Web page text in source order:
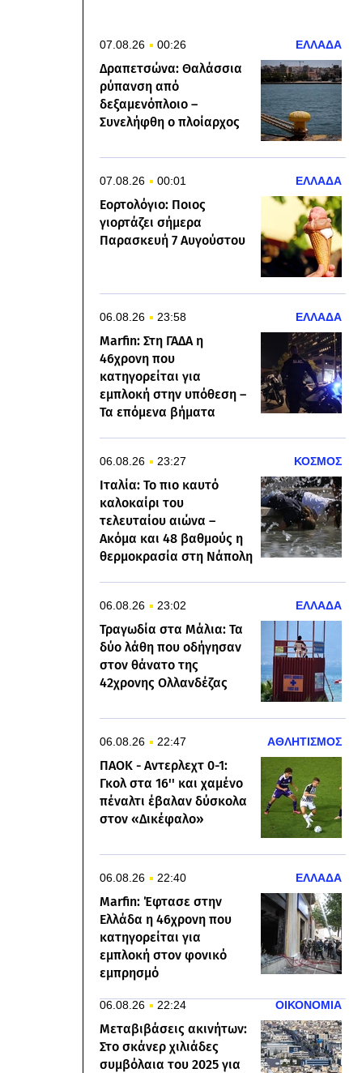
07.08.26 00:26 ΕΛΛΑΔΑ
Δραπετσώνα: Θαλάσσια
ρύπανση από
δεξαμενόπλοιο –
Συνελήφθη ο πλοίαρχος
07.08.26 00:01 ΕΛΛΑΔΑ
Εορτολόγιο: Ποιος
γιορτάζει σήμερα
Παρασκευή 7 Αυγούστου
06.08.26 23:58 ΕΛΛΑΔΑ
Marfin: Στη ΓΑΔΑ η
46χρονη που
κατηγορείται για
εμπλοκή στην υπόθεση –
Τα επόμενα βήματα
06.08.26 23:27 ΚΟΣΜΟΣ
Ιταλία: Το πιο καυτό
καλοκαίρι του
τελευταίου αιώνα –
Ακόμα και 48 βαθμούς η
θερμοκρασία στη Νάπολη
06.08.26 23:02 ΕΛΛΑΔΑ
Τραγωδία στα Μάλια: Τα
δύο λάθη που οδήγησαν
στον θάνατο της
42χρονης Ολλανδέζας
06.08.26 22:47 ΑΘΛΗΤΙΣΜΟΣ
ΠΑΟΚ - Αντερλεχτ 0-1:
Γκολ στα 16'' και χαμένο
πέναλτι έβαλαν δύσκολα
στον «Δικέφαλο»
06.08.26 22:40 ΕΛΛΑΔΑ
Marfin: Έφτασε στην
Ελλάδα η 46χρονη που
κατηγορείται για
εμπλοκή στον φονικό
εμπρησμό
06.08.26 22:24 ΟΙΚΟΝΟΜΙΑ
Μεταβιβάσεις ακινήτων:
Στο σκάνερ χιλιάδες
συμβόλαια του 2025 για